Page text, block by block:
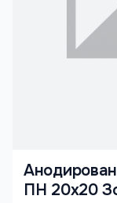
ПН 20х20